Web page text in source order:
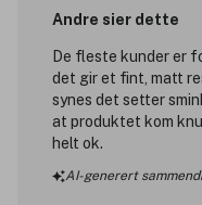
Andre sier dette
De fleste kunder er
det gir et fint, matt
synes det setter
at produktet kom
helt ok.
AI-generert